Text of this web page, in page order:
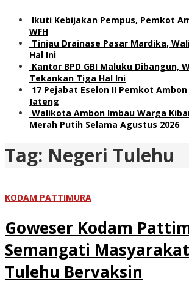
Ikuti Kebijakan Pempus, Pemkot
WFH
Tinjau Drainase Pasar Mardika,
Hal Ini
Kantor BPD GBI Maluku Dibangun,
Tekankan Tiga Hal Ini
17 Pejabat Eselon II Pemkot Ambon
Jateng
Walikota Ambon Imbau Warga
Merah Putih Selama Agustus 2026
Tag: Negeri Tulehu
KODAM PATTIMURA
Goweser Kodam
Semangati
Tulehu Bervaksin